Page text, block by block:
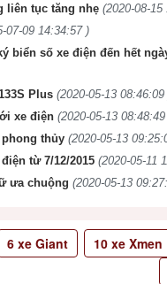
liên tục tăng nhẹ (2020-08-15
07-09 14:34:57 )
biển số xe điện đến hết
Plus (2020-05-13 08:46:09
xe điện (2020-05-13
thủy (2020-05-13
từ 7/12/2015 (2020-05-11
ưa chuộng (2020-05-13
6xe Giant 10xe Xmen